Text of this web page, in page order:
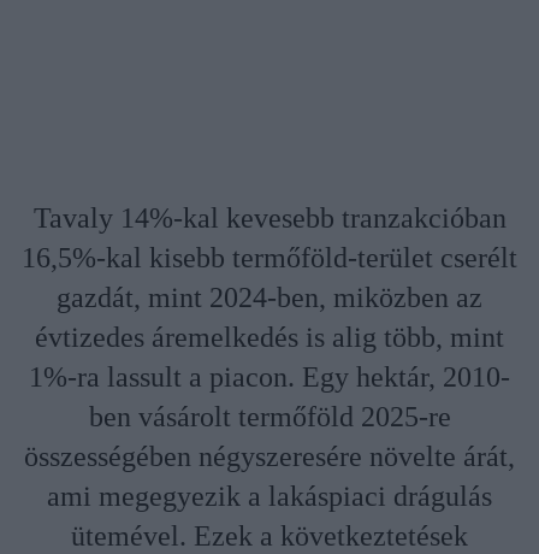
Tavaly 14%-kal kevesebb tranzakcióban
16,5%-kal kisebb termőföld-terület cserélt
gazdát, mint 2024-ben, miközben az
évtizedes áremelkedés is alig több, mint
1%-ra lassult a piacon. Egy hektár, 2010-
ben vásárolt termőföld 2025-re
összességében négyszeresére növelte árát,
ami megegyezik a lakáspiaci drágulás
ütemével. Ezek a következtetések